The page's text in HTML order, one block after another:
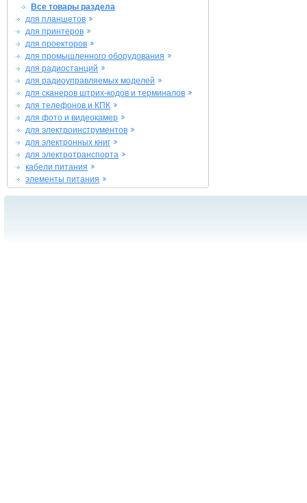
Все товары раздела
для планшетов
для принтеров
для проекторов
для промышленного оборудования
для радиостанций
для радиоуправляемых моделей
для сканеров штрих-кодов и терминалов
для телефонов и КПК
для фото и видеокамер
для электроинструментов
для электронных книг
для электротранспорта
кабели питания
элементы питания